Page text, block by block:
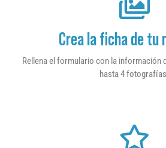
Crea la ficha de tu
Rellena el formulario con la información
hasta 4